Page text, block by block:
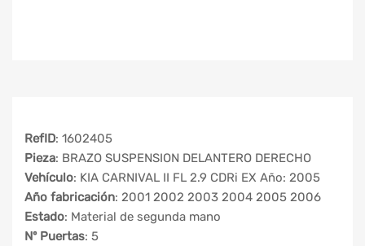
RefID: 1602405
Pieza: BRAZO SUSPENSION DELANTERO DERECHO
Vehículo: KIA CARNIVAL II FL 2.9 CDRi EX Año: 2005
Año fabricación: 2001 2002 2003 2004 2005 2006
Estado: Material de segunda mano
Nº Puertas: 5